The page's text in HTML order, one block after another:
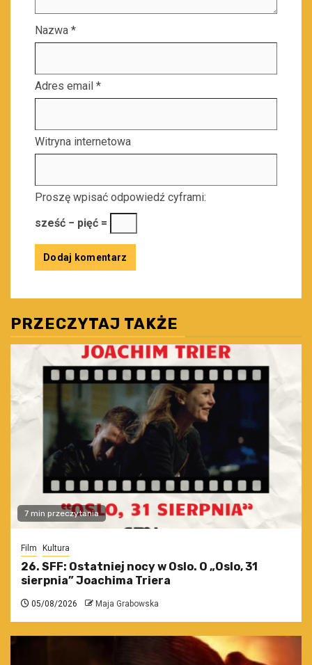
Nazwa *
Adres email *
Witryna internetowa
Proszę wpisać odpowiedź cyframi:
sześć − pięć =
PRZECZYTAJ TAKŻE
7 min przeczytania
Film Kultura
26. SFF: Ostatniej nocy w Oslo. O „Oslo, 31
sierpnia” Joachima Triera
05/08/2026 Maja Grabowska